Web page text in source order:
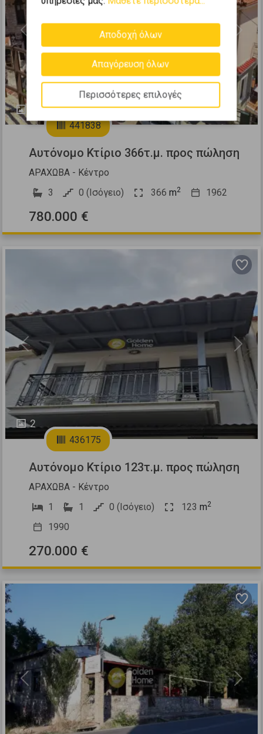
25
Previous Next
441838
Αυτόνομο Κτίριο 366τ.μ. προς πώληση
ΑΡΑΧΩΒΑ - Κέντρο
3
0 (Ισόγειο) 366 m2 1962
780.000 €
2
Previous Next
436175
Αυτόνομο Κτίριο 123τ.μ. προς πώληση
ΑΡΑΧΩΒΑ - Κέντρο
1
1 0 (Ισόγειο) 123 m2
1990
270.000 €
Previous Next
Αποδοχή όλων
Απαγόρευση όλων
Περισσότερες επιλογές